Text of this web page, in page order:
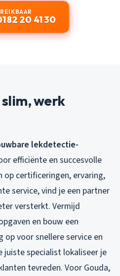
20 41 30
werk
lekdetectie-
efficiënte en succesvolle
certificeringen, ervaring,
service, vind je een partner
versterkt. Vermijd
en bouw een
op voor snellere service en
specialist lokaliseer je
tevreden. Voor Gouda,